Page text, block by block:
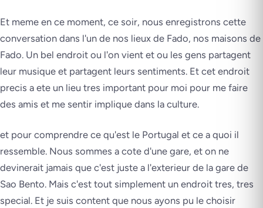
Et meme en ce moment, ce soir, nous enregistrons cette
conversation dans l'un de nos lieux de Fado, nos maisons de
Fado. Un bel endroit ou l'on vient et ou les gens partagent
leur musique et partagent leurs sentiments. Et cet endroit
precis a ete un lieu tres important pour moi pour me faire
des amis et me sentir implique dans la culture.
et pour comprendre ce qu'est le Portugal et ce a quoi il
ressemble. Nous sommes a cote d'une gare, et on ne
devinerait jamais que c'est juste a l'exterieur de la gare de
Sao Bento. Mais c'est tout simplement un endroit tres, tres
special. Et je suis content que nous ayons pu le choisir